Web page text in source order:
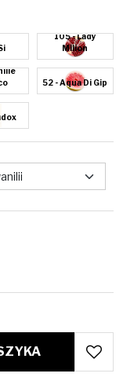
105 - Lady
Milion
52 - Aqua Di Gip